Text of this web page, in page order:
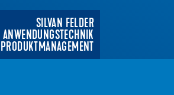
SILVAN FELDER